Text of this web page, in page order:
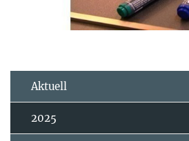
Aktuell
2025